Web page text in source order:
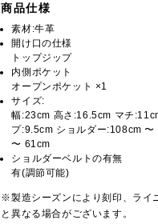
商品仕様
素材:牛革
開け口の仕様
トップジップ
内側ポケット
オープンポケット ×1
サイズ:
幅:23cm 高さ:16.5cm マチ
プ:9.5cm ショルダー:108cm
〜 61cm
ショルダーベルトの有無
有(調節可能)
※製造シーズンにより刻印、ライ
と異なる場合がございます。